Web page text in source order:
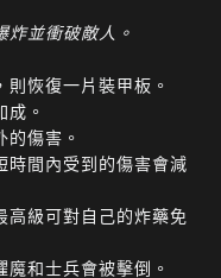
炸並衝破敵人。
恢復一片裝甲板。
成。
的傷害。
時間內受到的傷害會減
高級可對自己的炸藥免
和士兵會被擊倒。